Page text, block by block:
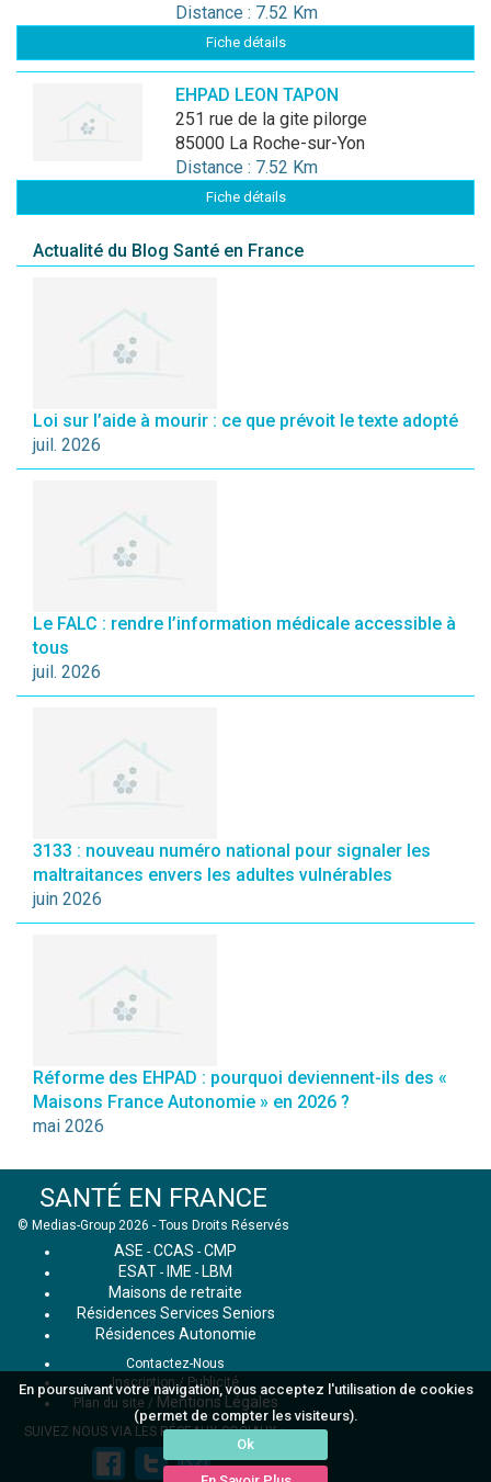
En poursuivant votre navigation, vous acceptez l'utilisation de cookies
(permet de compter les visiteurs).
Ok
Distance : 7.52 Km
Fiche détails
EHPAD LEON TAPON
251 rue de la gite pilorge
85000 La Roche-sur-Yon
Distance : 7.52 Km
Fiche détails
Actualité du Blog Santé en France
Loi sur l’aide à mourir : ce que prévoit le texte adopté
juil. 2026
Le FALC : rendre l’information médicale accessible à
tous
juil. 2026
3133 : nouveau numéro national pour signaler les
maltraitances envers les adultes vulnérables
juin 2026
Réforme des EHPAD : pourquoi deviennent-ils des «
Maisons France Autonomie » en 2026 ?
mai 2026
SANTÉ EN FRANCE
© Medias-Group 2026 - Tous Droits Réservés
ASE - CCAS - CMP
ESAT - IME - LBM
Maisons de retraite
Résidences Services Seniors
Résidences Autonomie
Contactez-Nous
Inscription / Publicité
Plan du site / Mentions Légales
SUIVEZ NOUS VIA LES RÉSEAUX SOCIAUX :